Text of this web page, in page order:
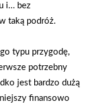
i… bez
taką podróż.
typu przygodę,
potrzebny
jest bardzo dużą
finansowo